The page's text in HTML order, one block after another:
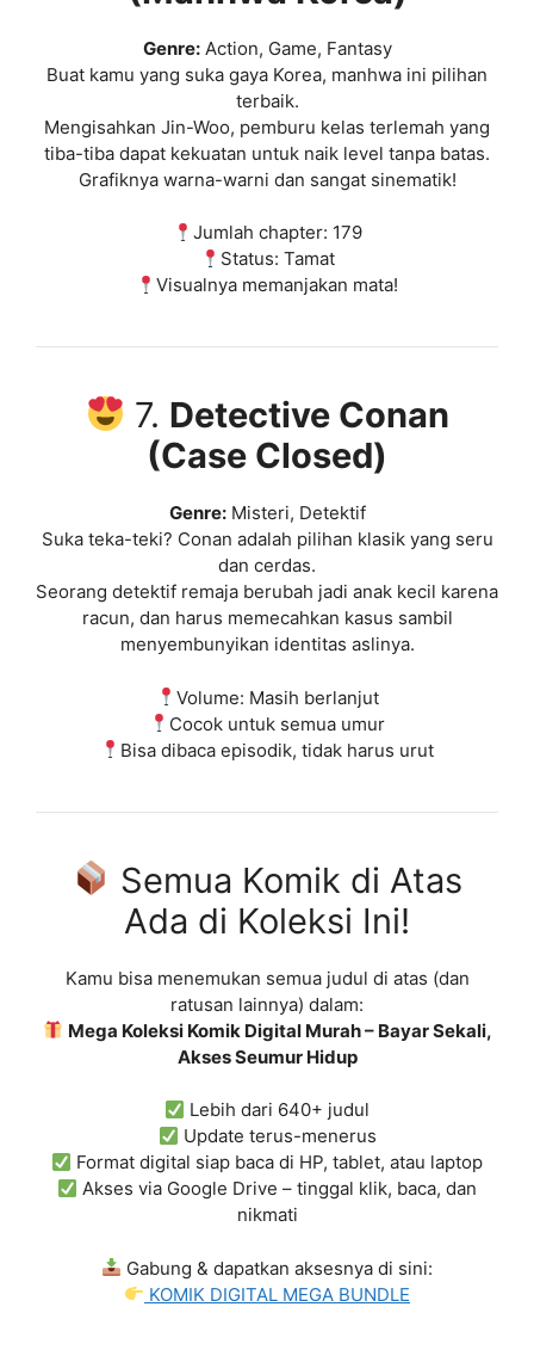
Genre:Action, Game, Fantasy
Buat kamu yang suka gaya Korea, manhwa ini pilihan
terbaik.
Mengisahkan Jin-Woo, pemburu kelas terlemah yang
tiba-tiba dapat kekuatan untuk naik level tanpa batas.
Grafiknya warna-warni dan sangat sinematik!
Jumlah chapter: 179
Status: Tamat
Visualnya memanjakan mata!
7. Detective Conan
(Case Closed)
Genre:Misteri, Detektif
Suka teka-teki? Conan adalah pilihan klasik yang seru
dan cerdas.
Seorang detektif remaja berubah jadi anak kecil karena
racun, dan harus memecahkan kasus sambil
menyembunyikan identitas aslinya.
Volume: Masih berlanjut
Cocok untuk semua umur
Bisa dibaca episodik, tidak harus urut
Semua Komik di Atas
Ada di Koleksi Ini!
Kamu bisa menemukan semua judul di atas (dan
ratusan lainnya) dalam:
Mega Koleksi Komik Digital Murah – Bayar Sekali,
Akses Seumur Hidup
Lebih dari 640+ judul
Update terus-menerus
Format digital siap baca di HP, tablet, atau laptop
Akses via Google Drive – tinggal klik, baca, dan
nikmati
Gabung & dapatkan aksesnya di sini:
KOMIK DIGITAL MEGA BUNDLE